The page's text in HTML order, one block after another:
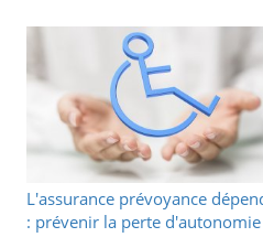
L'assurance prévoyance
: prévenir la perte d'autonomie